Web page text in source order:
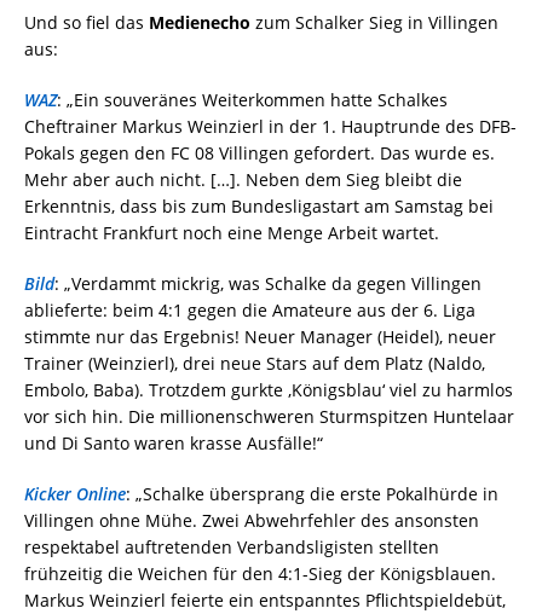
Und so fiel das Medienecho zum Schalker Sieg in Villingen
aus:
WAZ: „Ein souveränes Weiterkommen hatte Schalkes
Cheftrainer Markus Weinzierl in der 1. Hauptrunde des DFB-
Pokals gegen den FC 08 Villingen gefordert. Das wurde es.
Mehr aber auch nicht. […]. Neben dem Sieg bleibt die
Erkenntnis, dass bis zum Bundesligastart am Samstag bei
Eintracht Frankfurt noch eine Menge Arbeit wartet.
Bild: „Verdammt mickrig, was Schalke da gegen Villingen
ablieferte: beim 4:1 gegen die Amateure aus der 6. Liga
stimmte nur das Ergebnis! Neuer Manager (Heidel), neuer
Trainer (Weinzierl), drei neue Stars auf dem Platz (Naldo,
Embolo, Baba). Trotzdem gurkte ‚Königsblau‘ viel zu harmlos
vor sich hin. Die millionenschweren Sturmspitzen Huntelaar
und Di Santo waren krasse Ausfälle!“
Kicker Online: „Schalke übersprang die erste Pokalhürde in
Villingen ohne Mühe. Zwei Abwehrfehler des ansonsten
respektabel auftretenden Verbandsligisten stellten
frühzeitig die Weichen für den 4:1-Sieg der Königsblauen.
Markus Weinzierl feierte ein entspanntes Pflichtspieldebüt,